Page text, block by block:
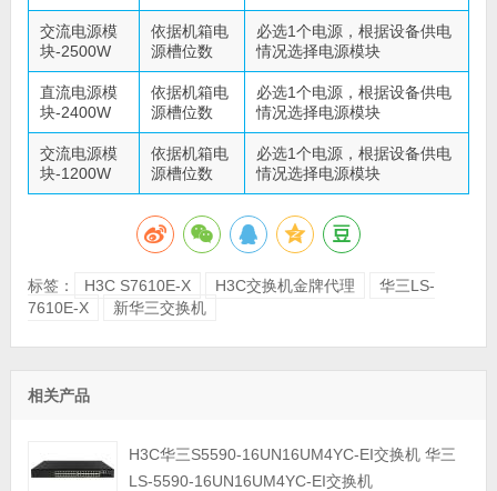
交流电源模
块-2500W
依据机箱电
源槽位数
必选1个电源，根据设备供电
情况选择电源模块
直流电源模
块-2400W
依据机箱电
源槽位数
必选1个电源，根据设备供电
情况选择电源模块
交流电源模
块-1200W
依据机箱电
源槽位数
必选1个电源，根据设备供电
情况选择电源模块
标签： H3C S7610E-X H3C交换机金牌代理
华三LS-
7610E-X
新华三交换机
相关产品
H3C华三S5590-16UN16UM4YC-EI交换机 华三
LS-5590-16UN16UM4YC-EI交换机